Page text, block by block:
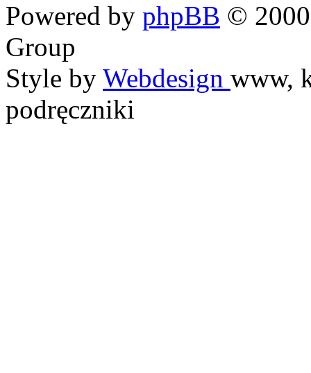
Powered by phpBB ©
Group
Style by Webdesign www,
podręczniki